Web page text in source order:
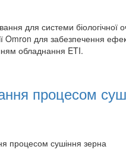
для системи
для забезпечення
обладнання ETI.
процесом
процесом сушіння зерна